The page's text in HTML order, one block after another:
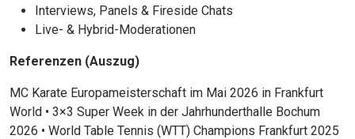
Interviews, Panels & Fireside Chats
Live- & Hybrid-Moderationen
Referenzen (Auszug)
MC Karate Europameisterschaft im Mai 2026 in Frankfurt
World • 3×3 Super Week in der Jahrhunderthalle Bochum
2026 • World Table Tennis (WTT) Champions Frankfurt 2025